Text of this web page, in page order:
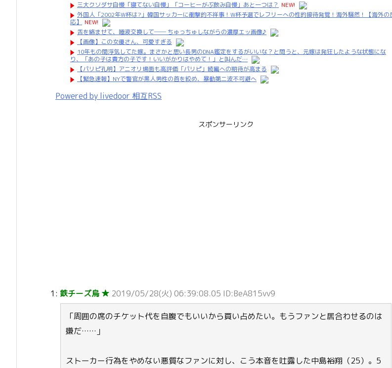
三大クソダサ自慢「寝てない自慢」「コーヒーがぶ飲み自慢」あと一つは？ NEW!
外国人「2002年W杯は?」韓国サッカーに衝撃的不祥事！W杯予選でレフリーへの性的接待発覚！海外騒然！【海外の
応】
NEW!
舌を絡ませて、唾液交換して── ちゅっちゅしながらの濃厚エッ画像♪
【画像】この女優さん、可愛すぎる
10年もの間浮気してた嫁。まさかと思い長男のDNA鑑定をするがいいな？と問うと、元嫁は発狂したような状態にな
り、「あの子は貴方の子です！いいがかりはやめて！」と叫んだ…
【パリピ孔明】アニオリ場面も高評価「パリピ」続編への期待が高まる
【緊急速報】NYで警官が黒人男性の首を絞め、暴動第二波不可避へ
Powered by livedoor 相互RSS
スポンサーリンク
1: 鉄チーズ烏 ★ 2019/05/28(火) 06:39:08.05 ID:BeA815vv9
「周囲の席のチケット代を自腹でもいいから買い占めたい。もうファンと居合わせるのは
嫌だ……」
ストーカー行為をやめない悪質なファンに対し、こう本音を吐露した中島裕翔（25）。5